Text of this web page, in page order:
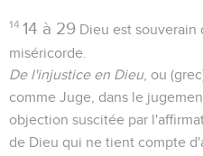
14 14 à 29 Dieu est souverain
miséricorde.
De l'injustice en Dieu, ou
comme Juge, dans le
objection suscitée par
de Dieu qui ne tient compte